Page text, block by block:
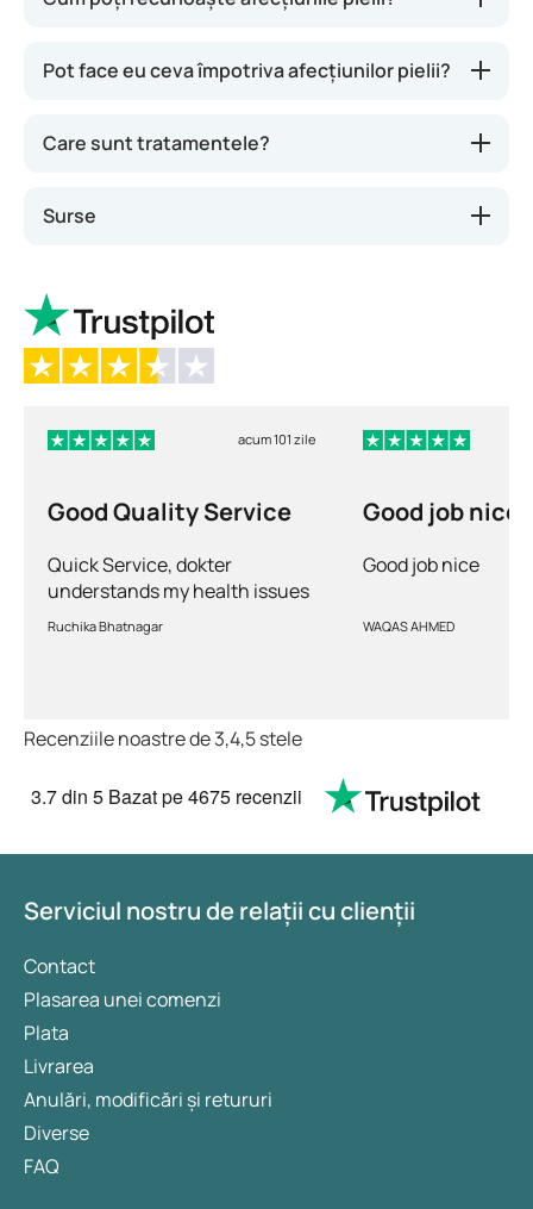
Pot face eu ceva împotriva afecțiunilor pielii?
Care sunt tratamentele?
Surse
acum 101 zile
Good Quality Service
Quick Service, dokter
understands my health issues
and good diagnosis
Ruchika Bhatnagar
Good job nice
Good job nice
WAQAS AHMED
Recenziile noastre de 3,4,5 stele
3.7din 5 Bazat pe4675 recenzii
Serviciul nostru de relații cu clienții
Contact
Plasarea unei comenzi
Plata
Livrarea
Anulări, modificări și retururi
Diverse
FAQ